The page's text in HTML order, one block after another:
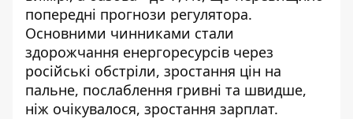
попередні прогнози регулятора.
Основними чинниками стали
здорожчання енергоресурсів через
російські обстріли, зростання цін на
пальне, послаблення гривні та швидше,
ніж очікувалося, зростання зарплат.